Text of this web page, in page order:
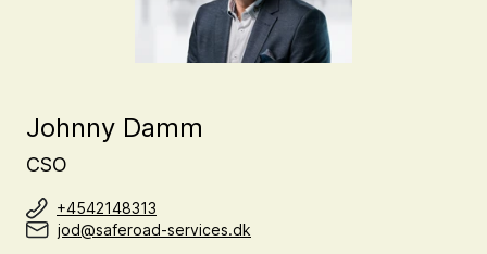
Johnny Damm
CSO
+4542148313
jod@saferoad-services.dk